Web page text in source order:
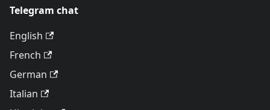
Telegram chat
English
French
German
Italian